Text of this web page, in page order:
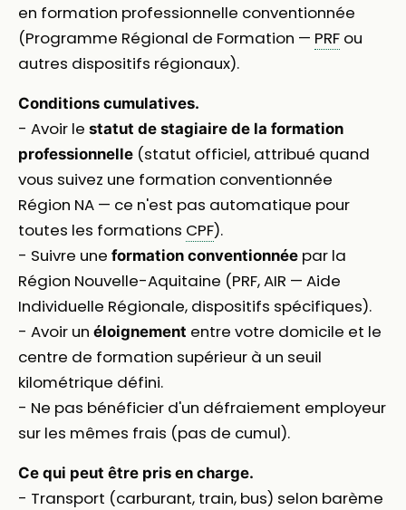
en formation professionnelle conventionnée
(Programme Régional de Formation — PRF ou
autres dispositifs régionaux).
Conditions cumulatives.
- Avoir le statut de stagiaire de la formation
professionnelle (statut officiel, attribué quand
vous suivez une formation conventionnée
Région NA — ce n'est pas automatique pour
toutes les formations CPF).
- Suivre une formation conventionnée par la
Région Nouvelle-Aquitaine (PRF, AIR — Aide
Individuelle Régionale, dispositifs spécifiques).
- Avoir un éloignement entre votre domicile et le
centre de formation supérieur à un seuil
kilométrique défini.
- Ne pas bénéficier d'un défraiement employeur
sur les mêmes frais (pas de cumul).
Ce qui peut être pris en charge.
- Transport (carburant, train, bus) selon barème